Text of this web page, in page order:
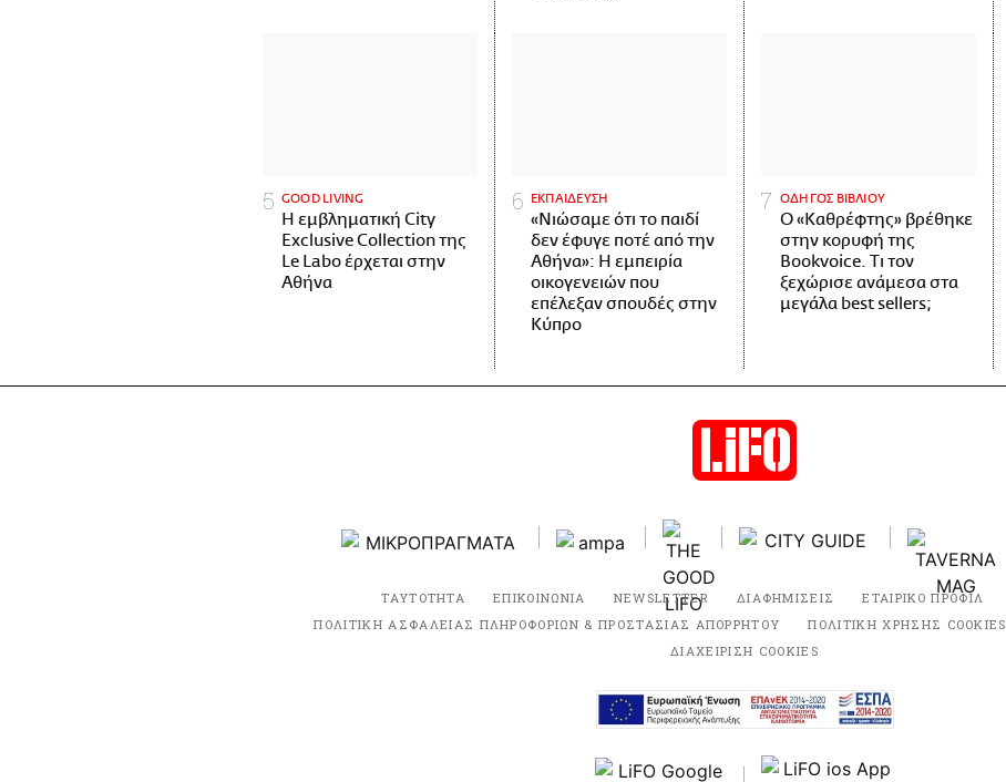
GOOD LIVING
Η εμβληματική City
Exclusive Collection της
Le Labo έρχεται στην
Αθήνα
ΕΚΠΑΙΔΕΥΣΗ
«Νιώσαμε ότι το παιδί
δεν έφυγε ποτέ από την
Αθήνα»: Η εμπειρία
οικογενειών που
επέλεξαν σπουδές στην
Κύπρο
ΟΔΗΓΟΣ ΒΙΒΛΙΟΥ
Ο «Καθρέφτης» βρέθηκε
στην κορυφή της
Bookvoice. Τι τον
ξεχώρισε ανάμεσα στα
μεγάλα best sellers;
ΤΑΥΤΟΤΗΤΑ ΕΠΙΚΟΙΝΩΝΙΑ NEWSLETTER ΔΙΑΦΗΜΙΣΕΙΣ ΕΤΑΙΡΙΚΟ ΠΡΟΦΙΛ
ΠΟΛΙΤΙΚΗ ΑΣΦΑΛΕΙΑΣ ΠΛΗΡΟΦΟΡΙΩΝ & ΠΡΟΣΤΑΣΙΑΣ ΑΠΟΡΡΗΤΟΥ
ΠΟΛΙΤΙΚΗ ΧΡΗΣΗΣ COOKIES
ΔΙΑΧΕΙΡΙΣΗ COOKIES